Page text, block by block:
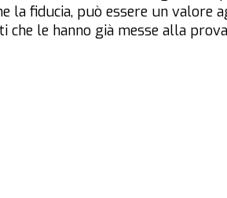
la fiducia, può essere un valore
che le hanno già messe alla